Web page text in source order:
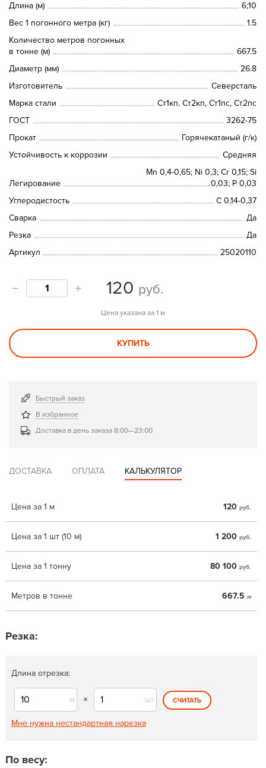
Длина (м)
6;10
Вес 1 погонного метра (кг)
1.5
Количество метров погонных
в тонне (м)
667.5
Диаметр (мм)
26.8
Изготовитель
Северсталь
Марка стали
Ст1кп, Ст2кп, Ст1пс, Ст2пс
ГОСТ
3262-75
Прокат
Горячекатаный (г/к)
Устойчивость к коррозии
Средняя
Легирование
Mn 0,4-0,65; Ni 0,3; Cr 0,15; Si
0,03; P 0,03
Углеродистость
С 0,14-0,37
Сварка
Да
Резка
Да
Артикул
25020110
120 руб.
Цена указана за 1 м
КУПИТЬ
Быстрый заказ
В избранное
Доставка в день заказа 8:00—23:00
ДОСТАВКА ОПЛАТА КАЛЬКУЛЯТОР
Цена за 1 м 120 руб.
Цена за 1 шт (10 м) 1 200 руб.
Цена за 1 тонну 80 100 руб.
Метров в тонне 667.5 м
Резка:
Длина отрезка:
м × шт СЧИТАТЬ
Мне нужна нестандартная нарезка
По весу: